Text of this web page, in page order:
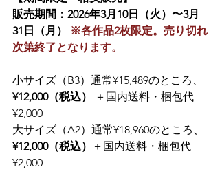
販売期間：2026年3月10日（火）〜3月
31日（月）
※各作品2枚限定。売り切れ
次第終了となります。
小サイズ（B3）通常¥15,489のところ、
¥12,000（税込）
＋国内送料・梱包代
¥2,000
大サイズ（A2）通常¥18,960のところ、
¥12,000（税込）
＋国内送料・梱包代
¥2,000